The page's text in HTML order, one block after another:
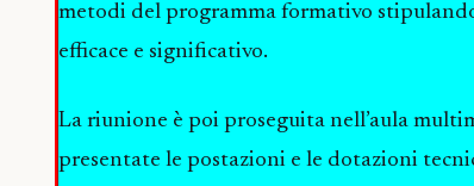
metodi del programma formativo
efficace e significativo.
La riunione è poi proseguita nell’aula
presentate le postazioni e le dotazioni